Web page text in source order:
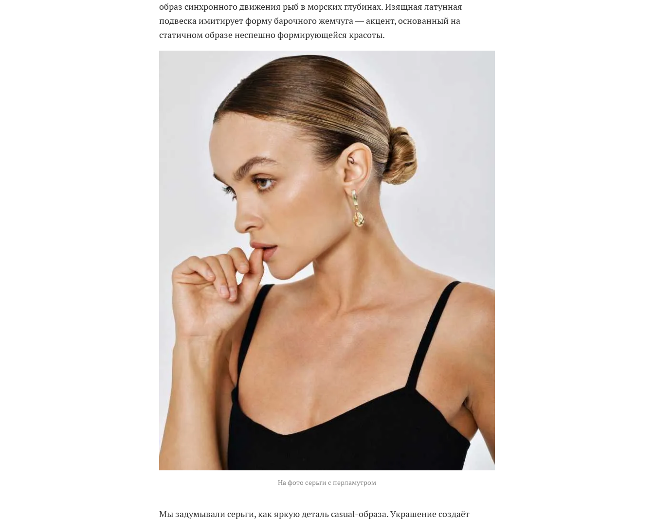
образ синхронного движения рыб в морских глубинах. Изящная латунная
подвеска имитирует форму барочного жемчуга — акцент, основанный на
статичном образе неспешно формирующейся красоты.
На фото серьги с перламутром
Мы задумывали серьги, как яркую деталь casual-образа. Украшение создаёт